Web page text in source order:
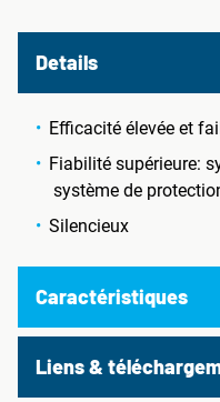
Details
Efficacité élevée et
Fiabilité supérieure:
système de
Silencieux
Caractéristiques
Liens &